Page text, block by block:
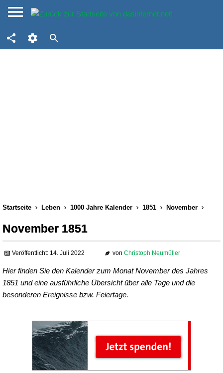
Startseite Leben 1000 Jahre Kalender 1851 November
November 1851
Veröffentlicht: 14. Juli 2022 von Christoph Neumüller
Hier finden Sie den Kalender zum Monat November des Jahres
1851 und eine ausführliche Übersicht über alle Tage und die
besonderen Ereignisse bzw. Feiertage.